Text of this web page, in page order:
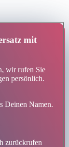
mit
wir rufen Sie
persönlich.
Deinen Namen.
zurückrufen